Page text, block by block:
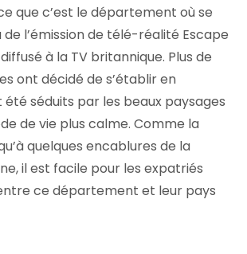
que c’est le département où se
l’émission de télé-réalité Escape
à la TV britannique. Plus de
ont décidé de s’établir en
été séduits par les beaux paysages
de vie plus calme. Comme la
quelques encablures de la
il est facile pour les expatriés
ce département et leur pays